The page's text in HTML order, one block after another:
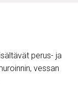
perus- ja
vessan